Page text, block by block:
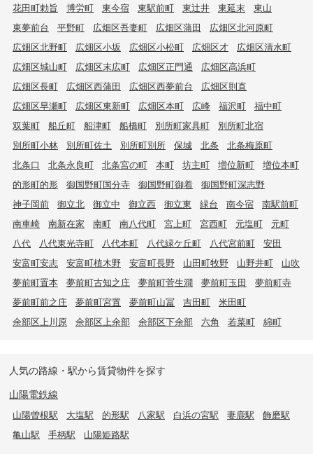
花田町勅旨
博労町 東今宿 東駅前町 東辻井 東延末
東山
東夢前台
平野町 広畑区吾妻町 広畑区蒲田
広畑区北河原町
広畑区北野町
広畑区小坂 広畑区小松町 広畑区才
広畑区清水町
広畑区城山町
広畑区末広町 広畑区正門通
広畑区高浜町
広畑区長町
広畑区西蒲田 広畑区西夢前台
広畑区則直
広畑区早瀬町
広畑区東新町 広畑区本町 広峰 福沢町
福中町
双葉町
船丘町 船津町 船橋町 別所町家具町
別所町北宿
別所町小林
別所町佐土 別所町別所 保城 北条
北条梅原町
北条口
北条永良町 北条宮の町 本町 坊主町 増位新町
増位本町
的形町的形
御国野町国分寺 御国野町御着
御国野町深志野
神子岡前
御立北 御立中 御立西 御立東 緑台 南今宿
南駅前町
南車崎
南新在家 南町 南八代町 宮上町 宮西町 元塩町
元町
八代
八代東光寺町 八代本町 八代緑ケ丘町 八代宮前町
安田
安富町安志
安富町植木野 安富町長野 山田町牧野 山野井町
山吹
夢前町置本
夢前町古知之庄 夢前町菅生澗 夢前町玉田
夢前町寺
夢前町前之庄
夢前町宮置 夢前町山冨 吉田町
米田町
余部区上川原
余部区上余部 余部区下余部 六角 若菜町 綿町
人気の路線・駅から賃貸物件を探す
山陽電鉄線
山陽曽根駅 大塩駅 的形駅 八家駅 白浜の宮駅 妻鹿駅
飾磨駅
亀山駅
手柄駅 山陽姫路駅